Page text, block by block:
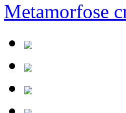
Metamorfose